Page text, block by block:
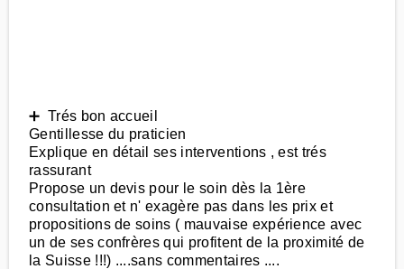
➕ Trés bon accueil
Gentillesse du praticien
Explique en détail ses interventions , est trés
rassurant
Propose un devis pour le soin dès la 1ère
consultation et n' exagère pas dans les prix et
propositions de soins ( mauvaise expérience avec
un de ses confrères qui profitent de la proximité de
la Suisse !!!) ....sans commentaires ....